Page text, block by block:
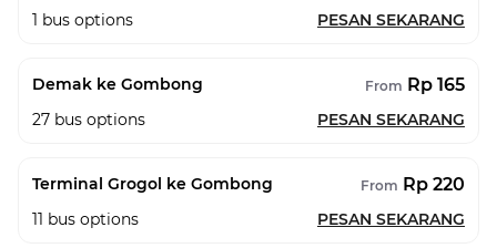
1 bus options PESAN SEKARANG
Demak ke Gombong From Rp 165
27 bus options PESAN SEKARANG
Terminal Grogol ke Gombong From Rp 220
11 bus options PESAN SEKARANG